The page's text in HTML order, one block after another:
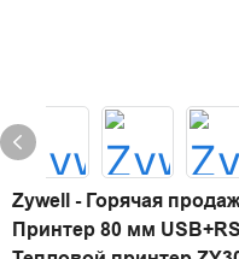
Zywell - Горячая
Принтер 80 мм